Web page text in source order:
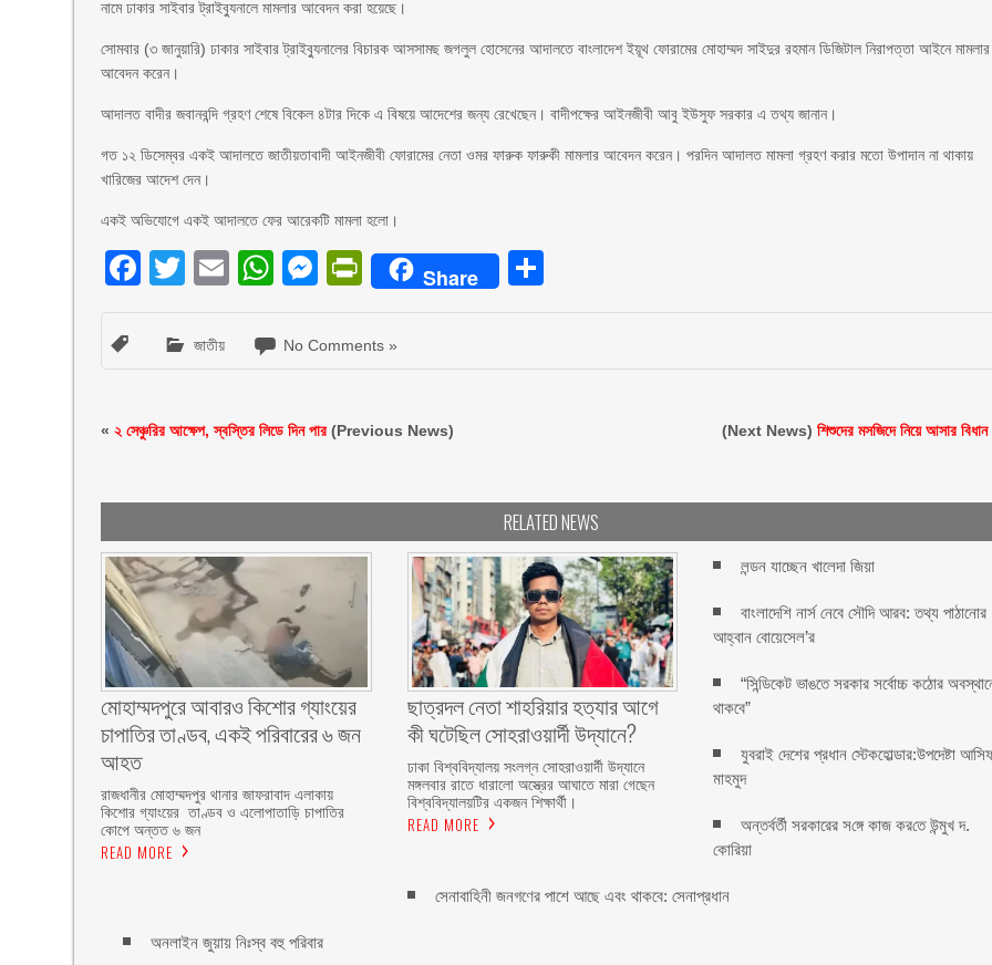
নামে ঢাকার সাইবার ট্রাইব্যুনালে মামলার আবেদন করা হয়েছে।
সোমবার (৩ জানুয়ারি) ঢাকার সাইবার ট্রাইব্যুনালের বিচারক আসসামছ জগলুল হোসেনের আদালতে বাংলাদেশ ইয়ূথ ফোরামের মোহাম্মদ সাইদুর রহমান ডিজিটাল নিরাপত্তা আইনে মামলার
আবেদন করেন।
আদালত বাদীর জবানবন্দি গ্রহণ শেষে বিকেল ৪টার দিকে এ বিষয়ে আদেশের জন্য রেখেছেন। বাদীপক্ষের আইনজীবী আবু ইউসুফ সরকার এ তথ্য জানান।
গত ১২ ডিসেম্বর একই আদালতে জাতীয়তাবাদী আইনজীবী ফোরামের নেতা ওমর ফারুক ফারুকী মামলার আবেদন করেন। পরদিন আদালত মামলা গ্রহণ করার মতো উপাদান না থাকায়
খারিজের আদেশ দেন।
একই অভিযোগে একই আদালতে ফের আরেকটি মামলা হলো।
Facebook
Twitter
EmailWhatsApp
Messenger
PrintFriendly
Share
জাতীয় No Comments »
«২ সেঞ্চুরির আক্ষেপ, স্বস্তির লিডে দিন পার(Previous News) (Next News)শিশুদের মসজিদে নিয়ে আসার বিধান
RELATED NEWS
মোহাম্মদপুরে আবারও কিশোর গ্যাংয়ের
চাপাতির তাণ্ডব, একই পরিবারের ৬ জন
আহত
রাজধানীর মোহাম্মদপুর থানার জাফরাবাদ এলাকায়
কিশোর গ্যাংয়ের তাণ্ডব ও এলোপাতাড়ি চাপাতির
কোপে অন্তত ৬ জন
READ MORE
ছাত্রদল নেতা শাহরিয়ার হত্যার আগে
কী ঘটেছিল সোহরাওয়ার্দী উদ্যানে?
ঢাকা বিশ্ববিদ্যালয় সংলগ্ন সোহরাওয়ার্দী উদ্যানে
মঙ্গলবার রাতে ধারালো অস্ত্রের আঘাতে মারা গেছেন
বিশ্ববিদ্যালয়টির একজন শিক্ষার্থী।
READ MORE
লন্ডন যাচ্ছেন খালেদা জিয়া
বাংলাদেশি নার্স নেবে সৌদি আরব: তথ্য পাঠানোর
আহ্বান বোয়েসেল’র
“সিন্ডিকেট ভাঙতে সরকার সর্বোচ্চ কঠোর
থাকবে”
যুবরাই দেশের প্রধান স্টেকহোল্ডার:উপদেষ্টা
মাহমুদ
অন্তর্বর্তী সরকারের স‌ঙ্গে কাজ কর‌তে উন্মুখ দ.
কো‌রিয়া
সেনাবাহিনী জনগণের পাশে আছে এবং থাকবে: সেনাপ্রধান
অনলাইন জুয়ায় নিঃস্ব বহু পরিবার